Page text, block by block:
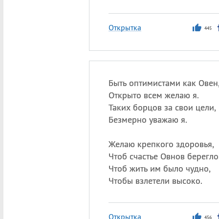
Открытка 445
Быть оптимистами как
Открыто всем желаю я.
Таких борцов за свои цели,
Безмерно уважаю я.
Желаю крепкого здоровья,
Чтоб счастье Овнов
Чтоб жить им было чудно,
Чтобы взлетели высоко.
Открытка 456